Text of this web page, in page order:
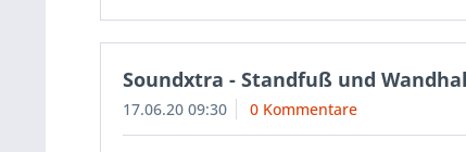
Soundxtra - Standfuß und
17.06.20 09:30 0 Kommentare